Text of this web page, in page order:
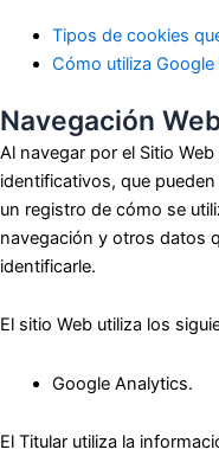
Tipos de cookies
Cómo utiliza
Navegación
Al navegar por el Sitio
identificativos, que
un registro de cómo se
navegación y otros datos
identificarle.
El sitio Web utiliza los
Google Analytics.
El Titular utiliza la